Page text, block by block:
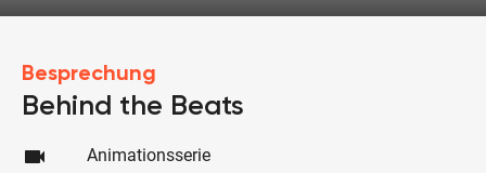
Besprechung
Behind the Beats
videocam Animationsserie